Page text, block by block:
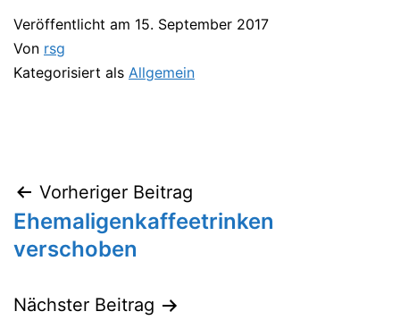
Veröffentlicht am 15. September 2017
Von rsg
Kategorisiert als Allgemein
Beitragsnavigation
Vorheriger Beitrag
Ehemaligenkaffeetrinken
verschoben
Nächster Beitrag